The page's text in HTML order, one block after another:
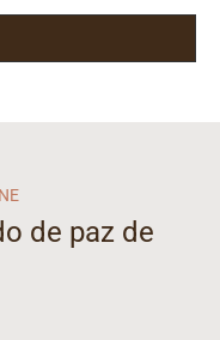
de paz de